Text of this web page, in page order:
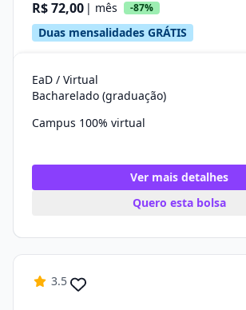
R$ 72,00 | mês -87%
Duas mensalidades GRÁTIS
EaD / Virtual
Bacharelado (graduação)
Campus 100% virtual
Ver mais detalhes
Quero esta bolsa
3.5